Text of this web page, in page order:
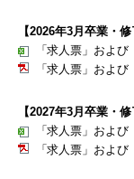
【2026年3月卒業・修
「求人票」およ
「求人票」およ
【2027年3月卒業・修
「求人票」およ
「求人票」およ